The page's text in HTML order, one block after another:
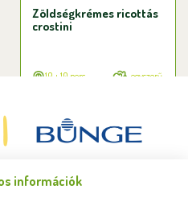
információk
Zöldségkrémes ricottás
crostini
10 + 10 perc egyszerű
Zrt. 2026.